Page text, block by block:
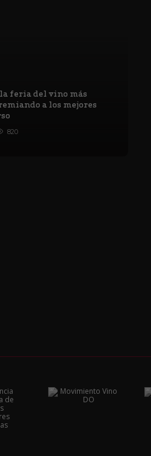
feria del vino más
a los mejores
820